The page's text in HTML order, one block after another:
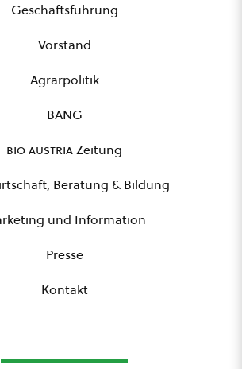
Geschäftsführung
Vorstand
Agrarpolitik
BANG
bio austriaZeitung
Beratung & Bildung
und Information
Presse
Kontakt